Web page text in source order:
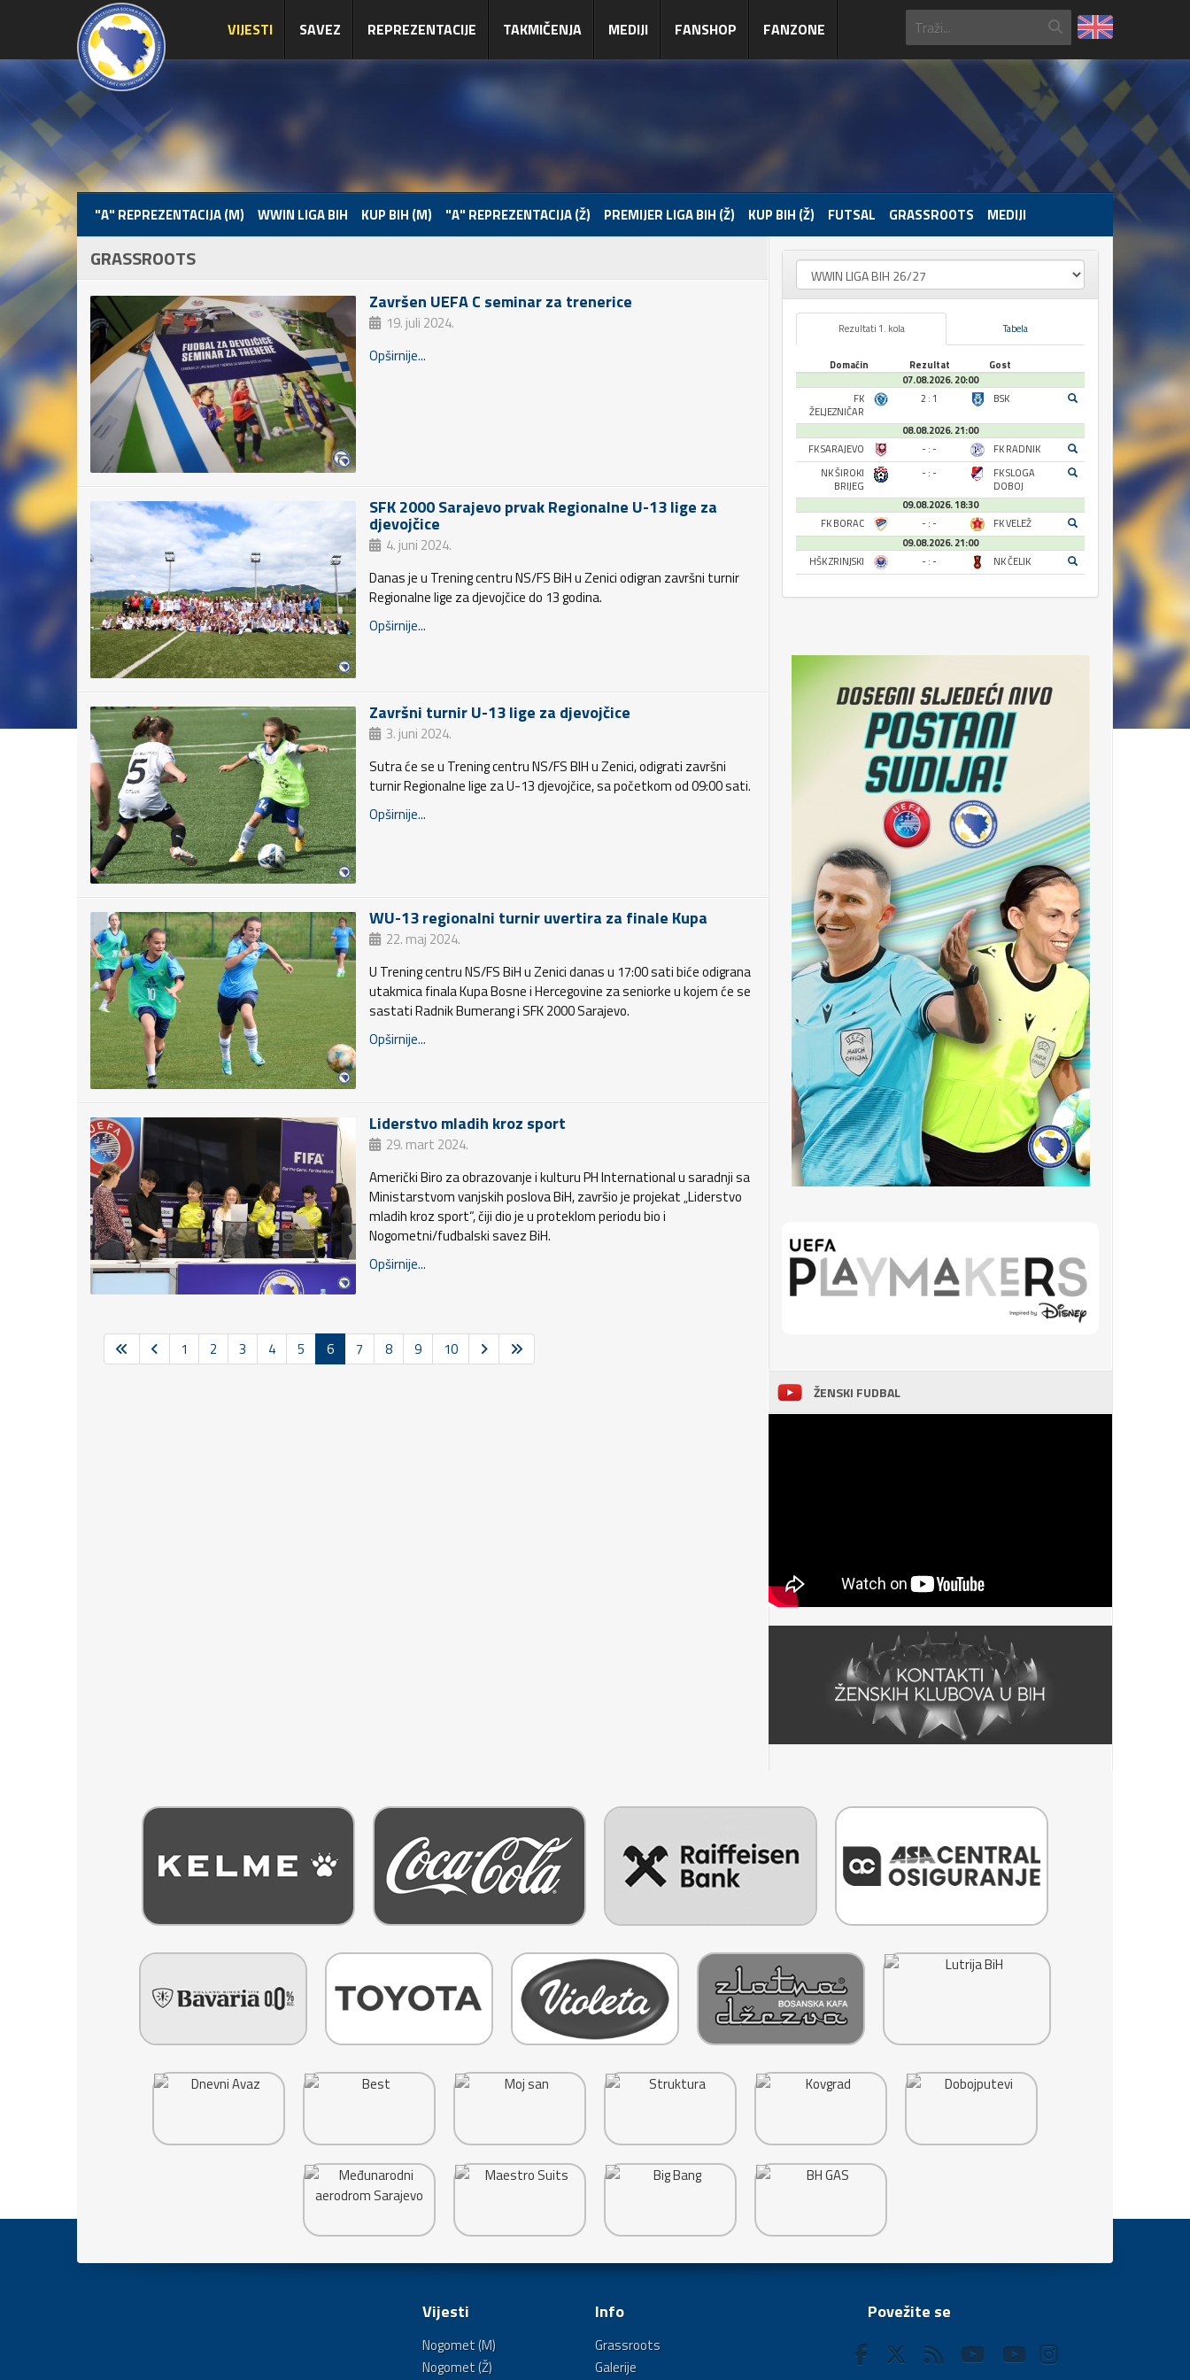
VIJESTI SAVEZ REPREZENTACIJE TAKMIČENJA MEDIJI FANSHOP FANZONE
"A" REPREZENTACIJA (M) WWIN LIGA BIH KUP BIH (M) "A" REPREZENTACIJA (Ž) PREMIJER LIGA BIH (Ž) KUP BIH (Ž) FUTSAL GRASSROOTS MEDIJI
GRASSROOTS
Završen UEFA C seminar za trenerice
19. juli 2024.
Opširnije...
SFK 2000 Sarajevo prvak Regionalne U-13 lige za
djevojčice
4. juni 2024.
Danas je u Trening centru NS/FS BiH u Zenici odigran završni turnir
Regionalne lige za djevojčice do 13 godina.
Opširnije...
Završni turnir U-13 lige za djevojčice
3. juni 2024.
Sutra će se u Trening centru NS/FS BIH u Zenici, odigrati završni
turnir Regionalne lige za U-13 djevojčice, sa početkom od 09:00 sati.
Opširnije...
WU-13 regionalni turnir uvertira za finale Kupa
22. maj 2024.
U Trening centru NS/FS BiH u Zenici danas u 17:00 sati biće odigrana
utakmica finala Kupa Bosne i Hercegovine za seniorke u kojem će se
sastati Radnik Bumerang i SFK 2000 Sarajevo.
Opširnije...
Liderstvo mladih kroz sport
29. mart 2024.
Američki Biro za obrazovanje i kulturu PH International u saradnji sa
Ministarstvom vanjskih poslova BiH, završio je projekat „Liderstvo
mladih kroz sport“, čiji dio je u proteklom periodu bio i
Nogometni/fudbalski savez BiH.
Opširnije...
1 2 3 4 5 6 7 8 9 10
Rezultati 1. kola Tabela
Domaćin Rezultat
Gost
07.08.2026. 20:00
FK
ŽELJEZNIČAR
2 : 1 BSK
08.08.2026. 21:00
FK SARAJEVO
- : -
FK RADNIK
NK ŠIROKI
BRIJEG
- : -
FK SLOGA
DOBOJ
09.08.2026. 18:30
FK BORAC
- : -
FK VELEŽ
09.08.2026. 21:00
HŠK ZRINJSKI
- : - NK ČELIK
ŽENSKI FUDBAL
Vijesti
Nogomet (M)
Nogomet (Ž)
Info
Grassroots
Galerije
Povežite se